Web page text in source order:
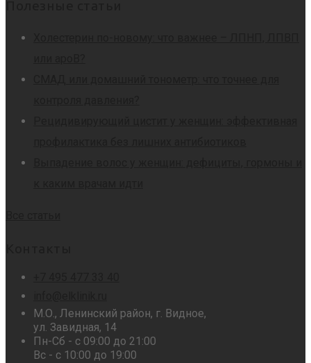
М.О., Ленинский район, г. Видное,
ул. Завидная, 14
Пн-Сб - с 09:00 до 21:00
Вс - с 10:00 до 19:00